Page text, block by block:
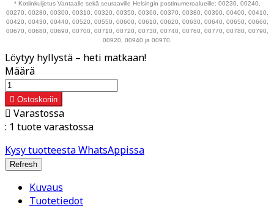
* Kotiinkuljetus Vantaalle sekä seuraaville Helsingin postinumeroalueille: 00230, 00240,
00270, 00280, 00300, 00310, 00320, 00350, 00360, 00370, 00380, 00390, 00400, 00410,
00420, 00430, 00440, 00520, 00550, 00600, 00610, 00620, 00630, 00640, 00650, 00660,
00670, 00680, 00690, 00700, 00710, 00720, 00730, 00740, 00760, 00770, 00780, 00790,
00920, 00940 ja 00970.
Löytyy hyllystä – heti matkaan!
Määrä
 Ostoskoriin
 Varastossa
: 1 tuote varastossa
Kysy tuotteesta WhatsAppissa
Kuvaus
Tuotetiedot